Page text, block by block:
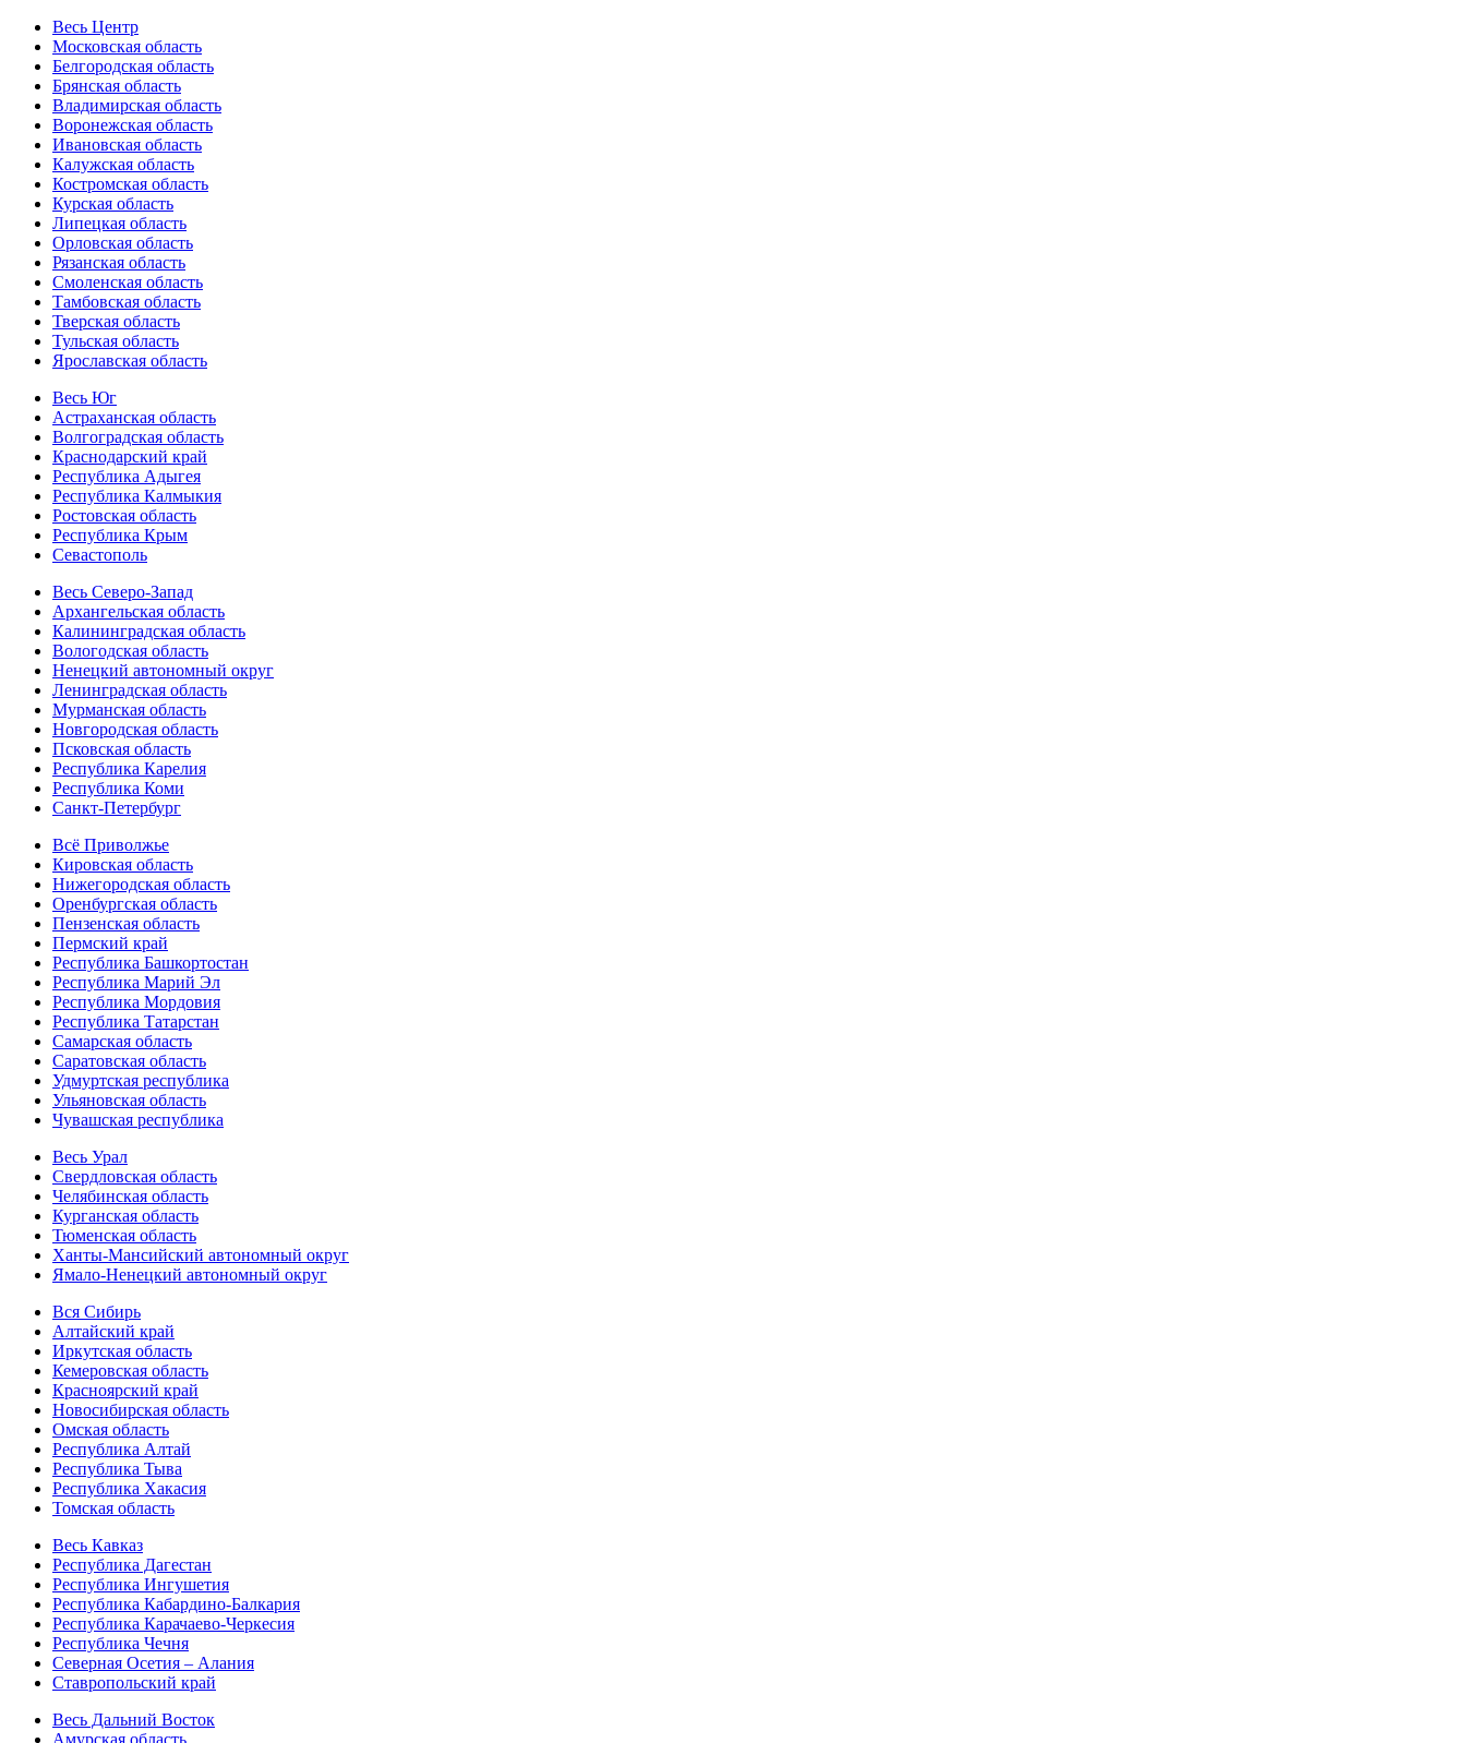
Весь Центр
Московская область
Белгородская область
Брянская область
Владимирская область
Воронежская область
Ивановская область
Калужская область
Костромская область
Курская область
Липецкая область
Орловская область
Рязанская область
Смоленская область
Тамбовская область
Тверская область
Тульская область
Ярославская область
Весь Юг
Астраханская область
Волгоградская область
Краснодарский край
Республика Адыгея
Республика Калмыкия
Ростовская область
Республика Крым
Севастополь
Весь Северо-Запад
Архангельская область
Калининградская область
Вологодская область
Ненецкий автономный округ
Ленинградская область
Мурманская область
Новгородская область
Псковская область
Республика Карелия
Республика Коми
Санкт-Петербург
Всё Приволжье
Кировская область
Нижегородская область
Оренбургская область
Пензенская область
Пермский край
Республика Башкортостан
Республика Марий Эл
Республика Мордовия
Республика Татарстан
Самарская область
Саратовская область
Удмуртская республика
Ульяновская область
Чувашская республика
Весь Урал
Свердловская область
Челябинская область
Курганская область
Тюменская область
Ханты-Мансийский автономный округ
Ямало-Ненецкий автономный округ
Вся Сибирь
Алтайский край
Иркутская область
Кемеровская область
Красноярский край
Новосибирская область
Омская область
Республика Алтай
Республика Тыва
Республика Хакасия
Томская область
Весь Кавказ
Республика Дагестан
Республика Ингушетия
Республика Кабардино-Балкария
Республика Карачаево-Черкесия
Республика Чечня
Северная Осетия – Алания
Ставропольский край
Весь Дальний Восток
Амурская область